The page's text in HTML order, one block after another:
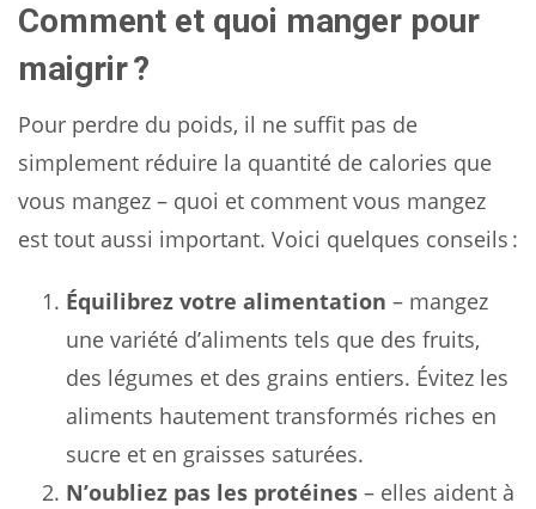
Comment et quoi manger pour
maigrir ?
Pour perdre du poids, il ne suffit pas de
simplement réduire la quantité de calories que
vous mangez – quoi et comment vous mangez
est tout aussi important. Voici quelques conseils :
Équilibrez votre alimentation – mangez
une variété d’aliments tels que des fruits,
des légumes et des grains entiers. Évitez les
aliments hautement transformés riches en
sucre et en graisses saturées.
N’oubliez pas les protéines – elles aident à